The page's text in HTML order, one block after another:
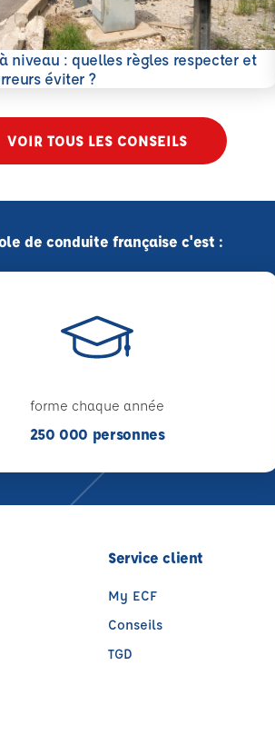
niveau : quelles règles respecter et
éviter ?
VOIR TOUS LES CONSEILS
de conduite française c'est :
forme chaque année
250 000 personnes
Service client
My ECF
Conseils
TGD